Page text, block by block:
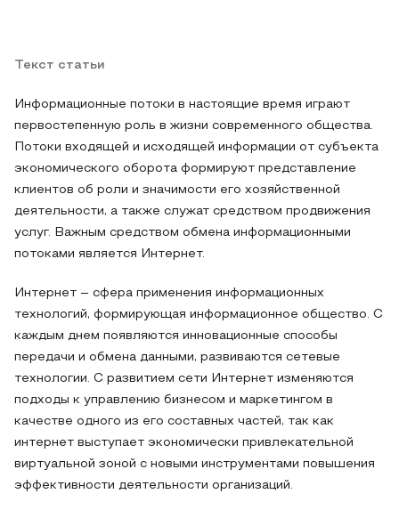
Текст статьи
Информационные потоки в настоящие время играют
первостепенную роль в жизни современного общества.
Потоки входящей и исходящей информации от субъекта
экономического оборота формируют представление
клиентов об роли и значимости его хозяйственной
деятельности, а также служат средством продвижения
услуг. Важным средством обмена информационными
потоками является Интернет.
Интернет – сфера применения информационных
технологий, формирующая информационное общество. С
каждым днем появляются инновационные способы
передачи и обмена данными, развиваются сетевые
технологии. С развитием сети Интернет изменяются
подходы к управлению бизнесом и маркетингом в
качестве одного из его составных частей, так как
интернет выступает экономически привлекательной
виртуальной зоной с новыми инструментами повышения
эффективности деятельности организаций.